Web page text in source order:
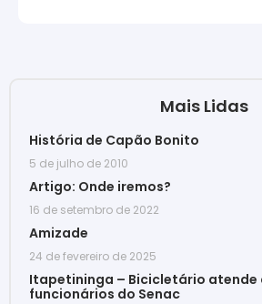
Mais Lidas
História de Capão Bonito
5 de julho de 2010
Artigo: Onde iremos?
16 de setembro de 2022
Amizade
24 de fevereiro de 2025
Itapetininga – Bicicletário atende
funcionários do Senac